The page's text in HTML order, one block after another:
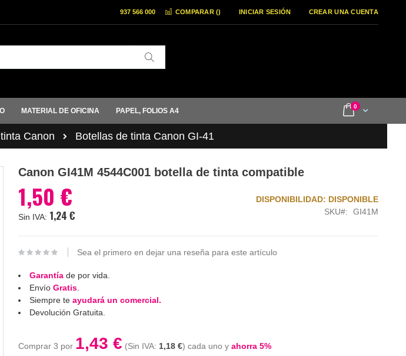
COMPARAR () INICIAR SESIÓN CREAR UNA CUENTA
937 566 000
Cart
0items
MATERIAL DE OFICINA PAPEL, FOLIOS A4
Canon Botellas de tinta Canon GI-41
Canon GI41M 4544C001 botella de tinta compatible
1,50 €
1,24 €
DISPONIBILIDAD: DISPONIBLE
SKU
GI41M
Sea el primero en dejar una reseña para este artículo
Garantíade por vida.
Envío Gratis.
Siempre te ayudará un comercial.
Devolución Gratuita.
Comprar 3 por 1,43 € 1,18 € cada uno y ahorra 5%